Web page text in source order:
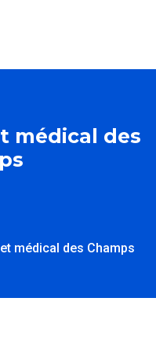
médical des
médical des Champs